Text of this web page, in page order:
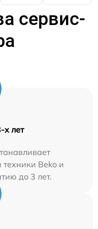
сервис-
х лет
Beko и
до 3 лет.